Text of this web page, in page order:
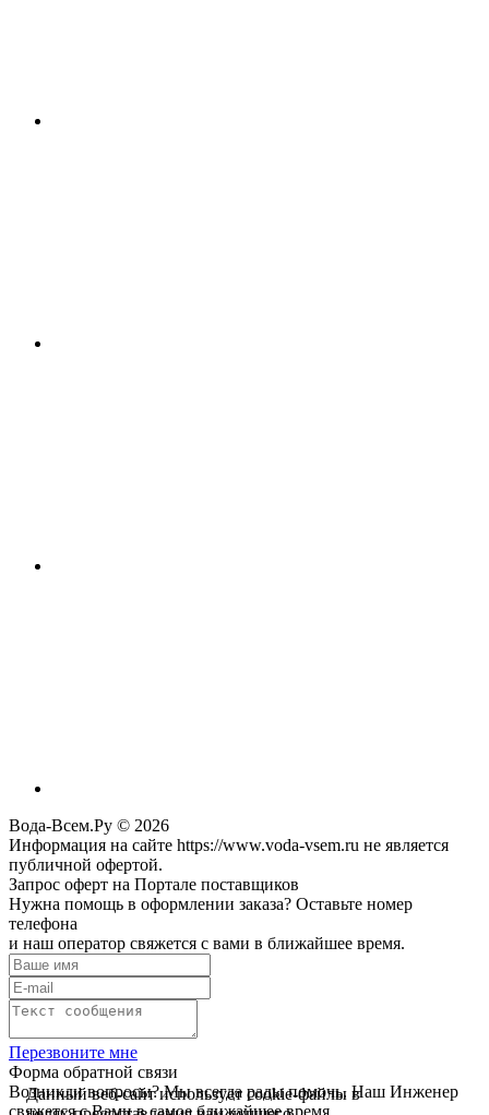
Вода-Всем.Ру © 2026
Информация на сайте https://www.voda-vsem.ru не является
публичной офертой.
Запрос оферт на Портале поставщиков
Нужна помощь в оформлении заказа? Оставьте номер
телефона
и наш оператор свяжется с вами в ближайшее время.
Перезвоните мне
Форма обратной связи
Возникли вопросы? Мы всегда рады помочь. Наш Инженер
Данный веб-сайт использует cookie-файлы в